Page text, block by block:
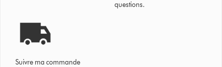
questions.
Suivre ma commande